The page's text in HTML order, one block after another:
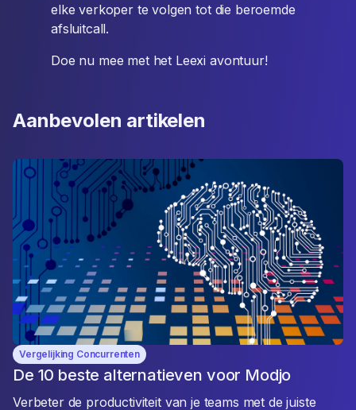
elke verkoper te volgen tot die beroemde
afsluitcall.
Doe nu mee met het Leexi avontuur!
Aanbevolen artikelen
Vergelijking Concurrenten
De 10 beste alternatieven voor Modjo
Verbeter de productiviteit van je teams met de juiste